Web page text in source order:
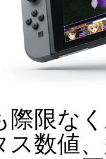
限な
ス数値